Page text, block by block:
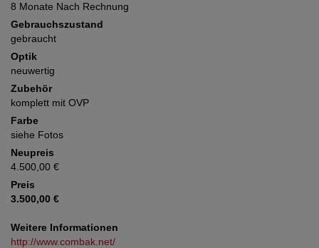
8 Monate Nach Rechnung
Gebrauchszustand
gebraucht
Optik
neuwertig
Zubehör
komplett mit OVP
Farbe
siehe Fotos
Neupreis
4.500,00 €
Preis
3.500,00 €
Weitere Informationen
http://www.combak.net/